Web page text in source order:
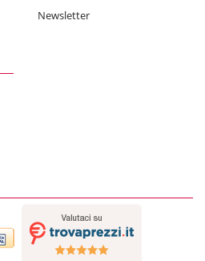
Newsletter